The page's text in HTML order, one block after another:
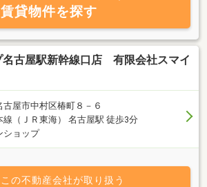
賃貸物件を探す
名古屋駅新幹線口店 有限会社スマイ
古屋市中村区椿町８－６
線（ＪＲ東海） 名古屋駅 徒歩3分
ショップ
この不動産会社が取り扱う